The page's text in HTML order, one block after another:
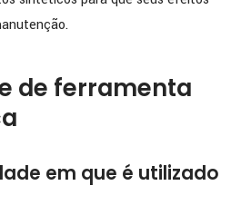
de ferramenta
em que é utilizado